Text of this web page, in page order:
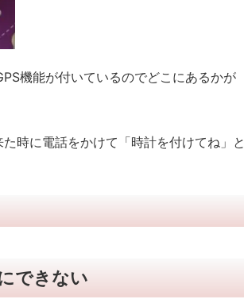
機能が付いているのでどこにあるかが
時に電話をかけて「時計を付けてね」と
できない